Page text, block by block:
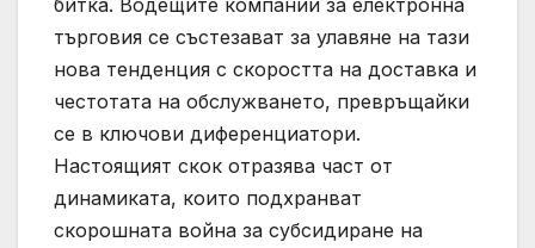
търговия се състезават за улавяне на тази
нова тенденция с скоростта на доставка и
честотата на обслужването, превръщайки
се в ключови диференциатори.
Настоящият скок отразява част от
динамиката, които подхранват
скорошната война за субсидиране на